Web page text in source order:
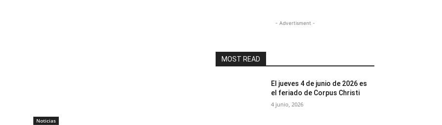
Noticias
- Advertisment -
MOST READ
El jueves 4 de junio de 2026 es
el feriado de Corpus Christi
4 junio, 2026